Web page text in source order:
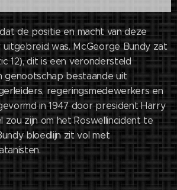
de positie en macht van deze
was. McGeorge Bundy zat
12), dit is een verondersteld
genootschap bestaande uit
regeringsmedewerkers en
in 1947 door president Harry
zou zijn om het Roswellincident te
bloedlijn zit vol met